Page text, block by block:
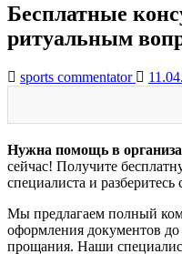
Бесплатные
ритуальным
sports commentator
Нужна помощь в
сейчас! Получите
специалиста и
Мы предлагаем полный
оформления документов
прощания. Наши